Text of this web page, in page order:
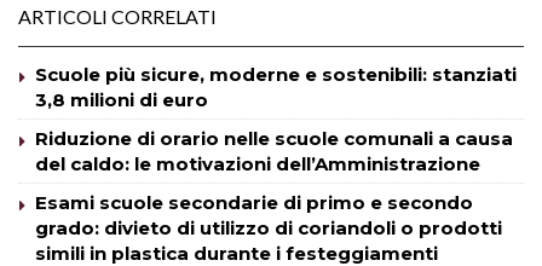
ARTICOLI CORRELATI
Scuole più sicure, moderne e sostenibili: stanziati
3,8 milioni di euro
Riduzione di orario nelle scuole comunali a causa
del caldo: le motivazioni dell’Amministrazione
Esami scuole secondarie di primo e secondo
grado: divieto di utilizzo di coriandoli o prodotti
simili in plastica durante i festeggiamenti